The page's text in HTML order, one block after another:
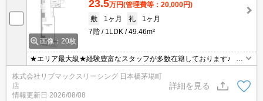
画像：20枚
23.5万円(管理費等：20,000円)
敷
1ヶ月 礼
1ヶ月
7階
1LDK 49.46m²
★エリア最大級★経験豊富なスタッフが多数在籍しております♪ 初
社に一度も来店せずとも問題ありません♪弊社ではネットに掲載され
ている物件も全てご紹介可能になりますので気になる物件は全て申
し付けください★
株式会社リブマックスリーシング 日本橋茅場町
店
情報更新日 2026/08/08
詳細を見る